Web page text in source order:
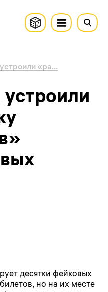
«ра...
десятки фейковых
но на их месте